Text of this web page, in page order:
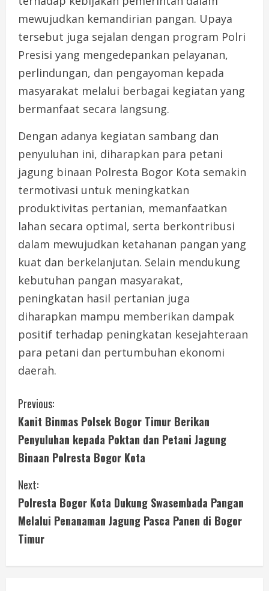
mewujudkan kemandirian pangan. Upaya
tersebut juga sejalan dengan program Polri
Presisi yang mengedepankan pelayanan,
perlindungan, dan pengayoman kepada
masyarakat melalui berbagai kegiatan yang
bermanfaat secara langsung.
Dengan adanya kegiatan sambang dan
penyuluhan ini, diharapkan para petani
jagung binaan Polresta Bogor Kota semakin
termotivasi untuk meningkatkan
produktivitas pertanian, memanfaatkan
lahan secara optimal, serta berkontribusi
dalam mewujudkan ketahanan pangan yang
kuat dan berkelanjutan. Selain mendukung
kebutuhan pangan masyarakat,
peningkatan hasil pertanian juga
diharapkan mampu memberikan dampak
positif terhadap peningkatan kesejahteraan
para petani dan pertumbuhan ekonomi
daerah.
C
o
n
t
i
n
Previous:
Kanit Binmas Polsek Bogor Timur Berikan
Penyuluhan kepada Poktan dan Petani Jagung
Binaan Polresta Bogor Kota
Next:
Polresta Bogor Kota Dukung Swasembada Pangan
Melalui Penanaman Jagung Pasca Panen di Bogor
Timur